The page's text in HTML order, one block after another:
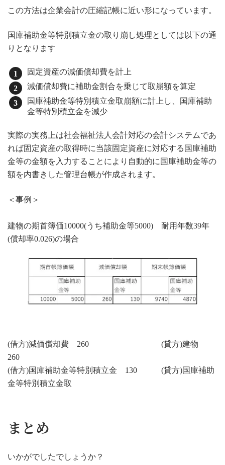
この方法は企業会計の圧縮記帳に近い形になっています。
国庫補助金等特別積立金の取り崩し処理としては以下の通
りとなります
固定資産の減価償却費を計上
減価償却費に補助金割合を乗じて取崩額を算定
国庫補助金等特別積立金取崩額に計上し、国庫補助
金等特別積立金を減少
実際の実務上は社会福祉法人会計対応の会計システムであ
れば固定資産の取得時に当該固定資産に対応する国庫補助
金等の金額を入力することにより自動的に国庫補助金等の
額を内書きした管理台帳が作成されます。
＜事例＞
建物の期首簿価10000(うち補助金等5000) 耐用年数39年
(償却率0.026)の場合
(借方)減価償却費 260 (貸方)建物
260
(借方)国庫補助金等特別積立金 130 (貸方)国庫補助
金等特別積立金取
まとめ
いかがでしたでしょうか？